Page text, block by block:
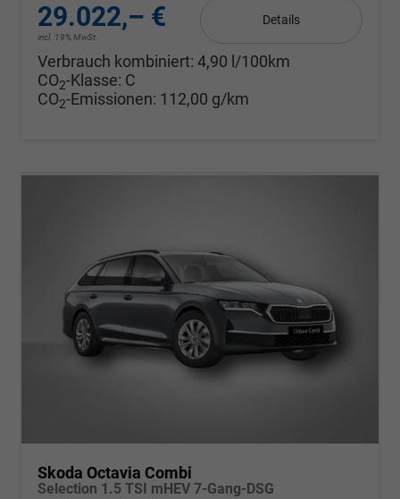
29.022,– €
incl. 19% MwSt.
Details
Verbrauch kombiniert: 4,90 l/100km
CO2-Klasse: C
CO2-Emissionen: 112,00 g/km
Skoda Octavia Combi
Selection 1.5 TSI mHEV 7-Gang-DSG